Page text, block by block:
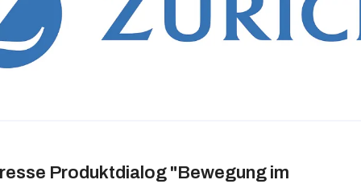
Produktdialog "Bewegung im